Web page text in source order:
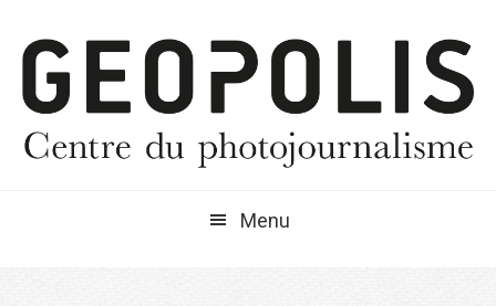
navigation
principale
contenu
principal
barre
latérale
Menu